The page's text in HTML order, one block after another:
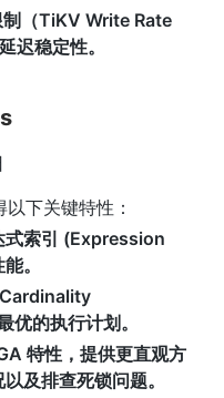
（TiKV Write Rate
迟稳定性。
下关键特性：
式索引 (Expression
。
的执行计划。
特性，提供更直观方
及排查死锁问题。